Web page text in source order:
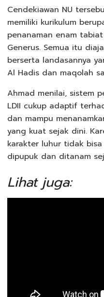
Cendekiawan NU
memiliki kurikulum
penanaman enam
Generus. Semua itu
berserta landasannya
Al Hadis dan maqolah
Ahmad menilai, sistem
LDII cukup adaptif
dan mampu
yang kuat sejak dini.
karakter luhur tidak
dipupuk dan ditanam
Lihat juga: